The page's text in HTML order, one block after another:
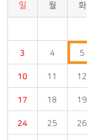
시정소식>시정 캘린더 게시판의 (2022년 07월) 달력형태로 일정명, 일정내용을 제공합니다.
일 월 화
3 4 5
10 11 12
17 18 19
24 25 26